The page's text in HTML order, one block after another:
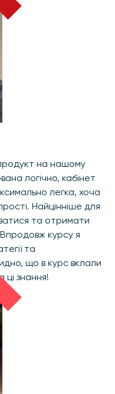
на нашому
логічно, кабінет
легка, хоча
Найцінніше для
та отримати
курсу я
та
що в курс вклали
ці знання!